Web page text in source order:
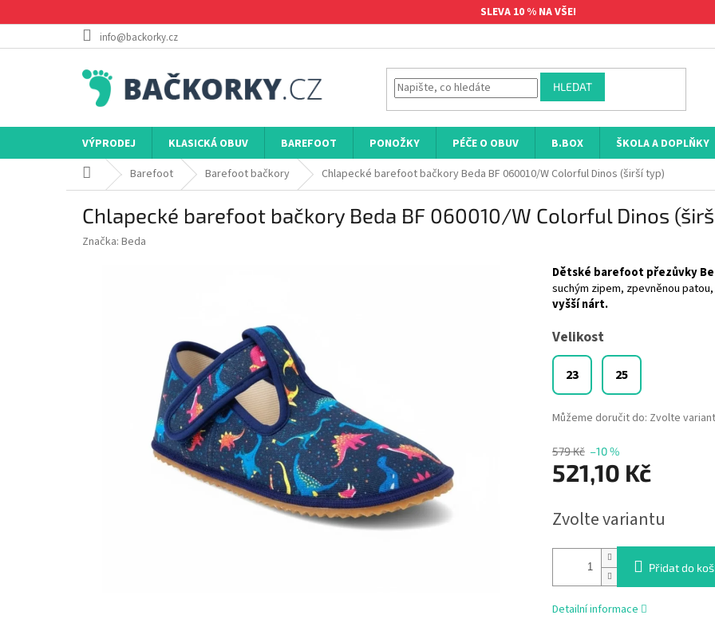
na
SLEVA 10 % NA VŠE!
info@backorky.cz
HLEDAT
VÝPRODEJ KLASICKÁ OBUV BAREFOOT PONOŽKY PÉČE O OBUV B.BOX ŠKOLA A DOPLŇKY
Domů Barefoot Barefoot bačkory Chlapecké barefoot bačkory Beda BF 060010/W Colorful Dinos (širší typ)
Chlapecké barefoot bačkory Beda BF 060010/W Colorful Dinos
Značka: Beda
579 Kč –10 %
521,10 Kč
cena:
Zvolte variantu
Velikost
23 25
Můžeme doručit do: Zvolte
Přidat do
Dětské barefoot přezůvky
suchým zipem, zpevněnou
vyšší nárt.
Detailní informace